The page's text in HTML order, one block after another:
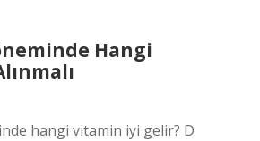
Hangi
hangi vitamin iyi gelir? D